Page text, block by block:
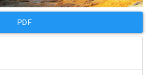
PDF